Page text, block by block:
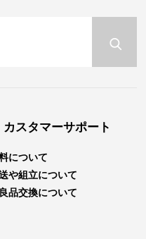
カスタマーサポート
について
や組立について
品交換について